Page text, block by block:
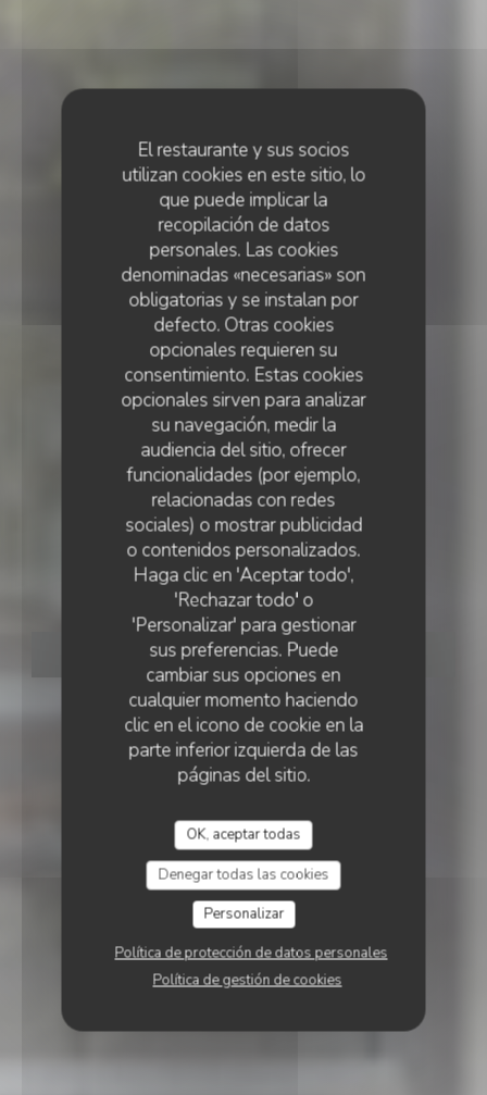
El restaurante y sus socios
utilizan cookies en este sitio, lo
que puede implicar la
recopilación de datos
personales. Las cookies
denominadas «necesarias» son
obligatorias y se instalan por
defecto. Otras cookies
opcionales requieren su
consentimiento. Estas cookies
opcionales sirven para analizar
su navegación, medir la
audiencia del sitio, ofrecer
funcionalidades (por ejemplo,
relacionadas con redes
sociales) o mostrar publicidad
o contenidos personalizados.
Haga clic en 'Aceptar todo',
'Rechazar todo' o
'Personalizar' para gestionar
sus preferencias. Puede
cambiar sus opciones en
cualquier momento haciendo
clic en el icono de cookie en la
parte inferior izquierda de las
páginas del sitio.
OK, aceptar todas
Denegar todas las cookies
Personalizar
Política de protección de datos personales
Política de gestión de cookies
BISTRONOMIQUE• INCHY
Les Roses Blanches
RESERVAR UNA MESA